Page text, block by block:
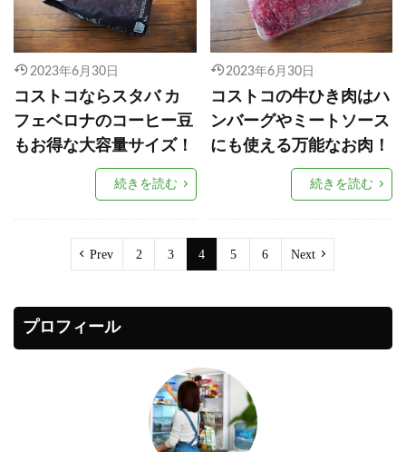
2023年6月30日
コストコならスタバ カ
フェベロナのコーヒー豆
もお得な大容量サイズ！
続きを読む
2023年6月30日
コストコの牛ひき肉はハ
ンバーグやミートソース
にも使える万能なお肉！
続きを読む
Prev 2 3 4 5 6 Next
プロフィール